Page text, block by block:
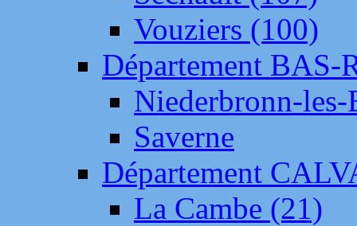
Vouziers (100)
Département BAS-
Niederbronn-
Saverne
Département
La Cambe (21)